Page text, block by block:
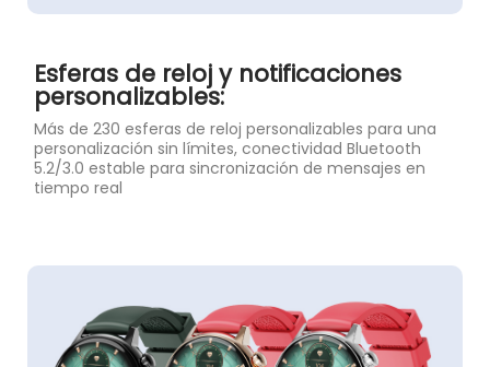
Esferas de reloj y notificaciones
personalizables:
Más de 230 esferas de reloj personalizables para una
personalización sin límites, conectividad Bluetooth
5.2/3.0 estable para sincronización de mensajes en
tiempo real